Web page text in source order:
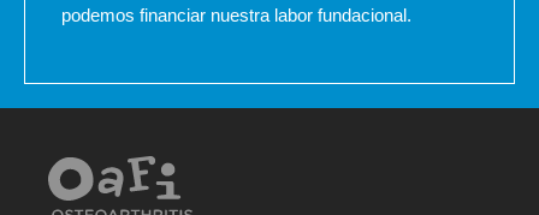
podemos financiar nuestra labor fundacional.